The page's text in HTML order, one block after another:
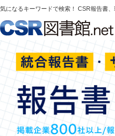
気になるキーワードで検索！ CSR報告書